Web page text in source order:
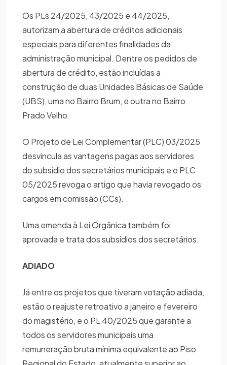
Os PLs 24/2025, 43/2025 e 44/2025,
autorizam a abertura de créditos adicionais
especiais para diferentes finalidades da
administração municipal. Dentre os pedidos de
abertura de crédito, estão incluídas a
construção de duas Unidades Básicas de Saúde
(UBS), uma no Bairro Brum, e outra no Bairro
Prado Velho.
O Projeto de Lei Complementar (PLC) 03/2025
desvincula as vantagens pagas aos servidores
do subsídio dos secretários municipais e o PLC
05/2025 revoga o artigo que havia revogado os
cargos em comissão (CCs).
Uma emenda à Lei Orgânica também foi
aprovada e trata dos subsídios dos secretários.
ADIADO
Já entre os projetos que tiveram votação adiada,
estão o reajuste retroativo a janeiro e fevereiro
do magistério, e o PL 40/2025 que garante a
todos os servidores municipais uma
remuneração bruta mínima equivalente ao Piso